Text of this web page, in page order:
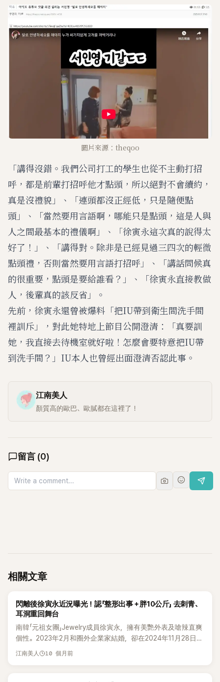
圖片來源：theqoo
「講得沒錯。我們公司打工的學生也從不主動打招
呼，都是前輩打招呼他才點頭，所以絕對不會續約，
真是沒禮貌」、「連頭都沒正經低，只是隨便點
頭」、「當然要用言語啊，哪能只是點頭，這是人與
人之間最基本的禮儀啊」、「徐寅永這次真的說得太
好了！」、「講得對。除非是已經見過三四次的輕微
點頭禮，否則當然要用言語打招呼」、「講話問候真
的很重要，點頭是要給誰看？」、「徐寅永直接教做
人，後輩真的該反省」。
先前，徐寅永還曾被爆料「把IU帶到衛生間洗手間
裡訓斥」，對此她特地上節目公開澄清：「真要訓
她，我直接去待機室就好啦！怎麼會要特意把IU帶
到洗手間？」IU本人也曾經出面澄清否認此事。
江南美人
顏質高的歐巴、歐膩都在這裡了！
留言 (0)
相關文章
K-POP
閃離後徐寅永近況曝光！認「整形出事＋胖10公斤」 去刺青、
耳洞重回舞台
南韓「元祖女團」Jewelry成員徐寅永，擁有美艷外表及嗆辣直爽
個性。2023年2月和圈外企業家結婚，卻在2024年11月28日傳
出離婚，這段短命婚姻維持不到2年。此後逐漸淡出演藝圈的徐
江南美人 10 個月前